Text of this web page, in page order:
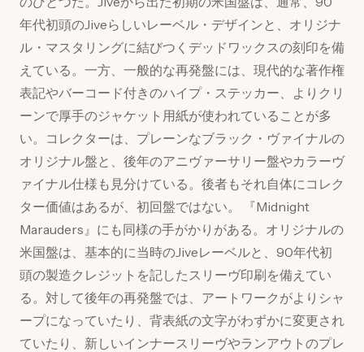
年代初頭のJiveらしいレーベル・デザインと、オリジナ
ル・マスタリングに結びつくデッドワックスの刻印を備
えている。一方、一般的な再発盤には、現代的な著作権
表記やバーコード付きのハイプ・ステッカー、よりクリ
ーンで厚手のジャケット用紙が使われていることが多
い。コレクターは、プレーンなブラック・ヴァイナルの
オリジナル盤と、後年のアニヴァーサリー盤やカラーヴ
ァイナル仕様も見分けている。後者もそれ自体にコレク
ター価値はあるが、初回盤ではない。 『Midnight
Marauders』にも同様の手がかりがある。オリジナルの
米国盤は、基本的に当時のJiveレーベルと、90年代初
頭の製造クレジットを記したスリーヴ印刷を備えてい
る。対して後年の再発盤では、アートワークがよりシャ
ープになっていたり、背表紙の文字がわずかに変更され
ていたり、新しいインナースリーヴやランアウトのプレ